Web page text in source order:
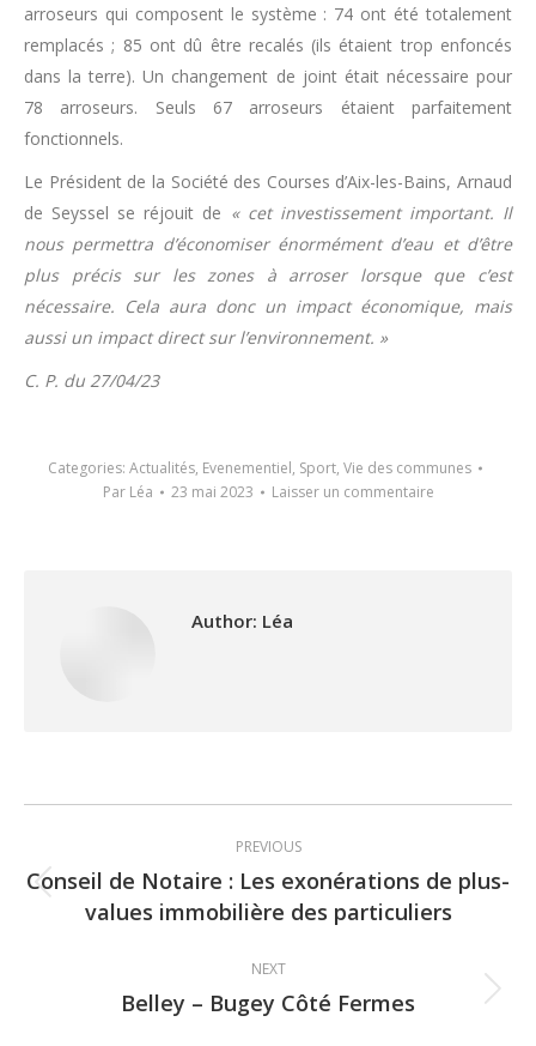
arroseurs qui composent le système : 74 ont été totalement
remplacés ; 85 ont dû être recalés (ils étaient trop enfoncés
dans la terre). Un changement de joint était nécessaire pour
78 arroseurs. Seuls 67 arroseurs étaient parfaitement
fonctionnels.
Le Président de la Société des Courses d’Aix-les-Bains, Arnaud
de Seyssel se réjouit de « cet investissement important. Il
nous permettra d’économiser énormément d’eau et d’être
plus précis sur les zones à arroser lorsque que c’est
nécessaire. Cela aura donc un impact économique, mais
aussi un impact direct sur l’environnement. »
C. P. du 27/04/23
Categories: Actualités, Evenementiel, Sport, Vie des communes
Par Léa 23 mai 2023 Laisser un commentaire
Author: Léa
navigation
PREVIOUS
Previous
post:
Conseil de Notaire : Les exonérations de plus-
values immobilière des particuliers
NEXT
Next
Belley – Bugey Côté Fermes